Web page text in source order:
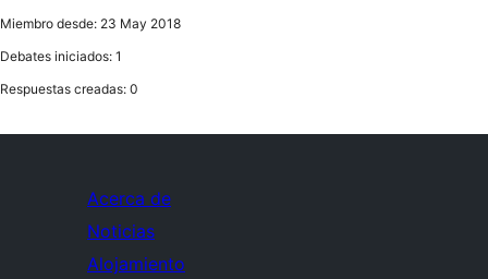
Miembro desde: 23 May 2018
Debates iniciados: 1
Respuestas creadas: 0
Acerca de
Noticias
Alojamiento